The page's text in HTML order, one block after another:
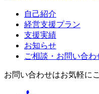
自己紹介
経営支援プラン
支援実績
お知らせ
ご相談・お問い合わ
お問い合わせはお気軽に